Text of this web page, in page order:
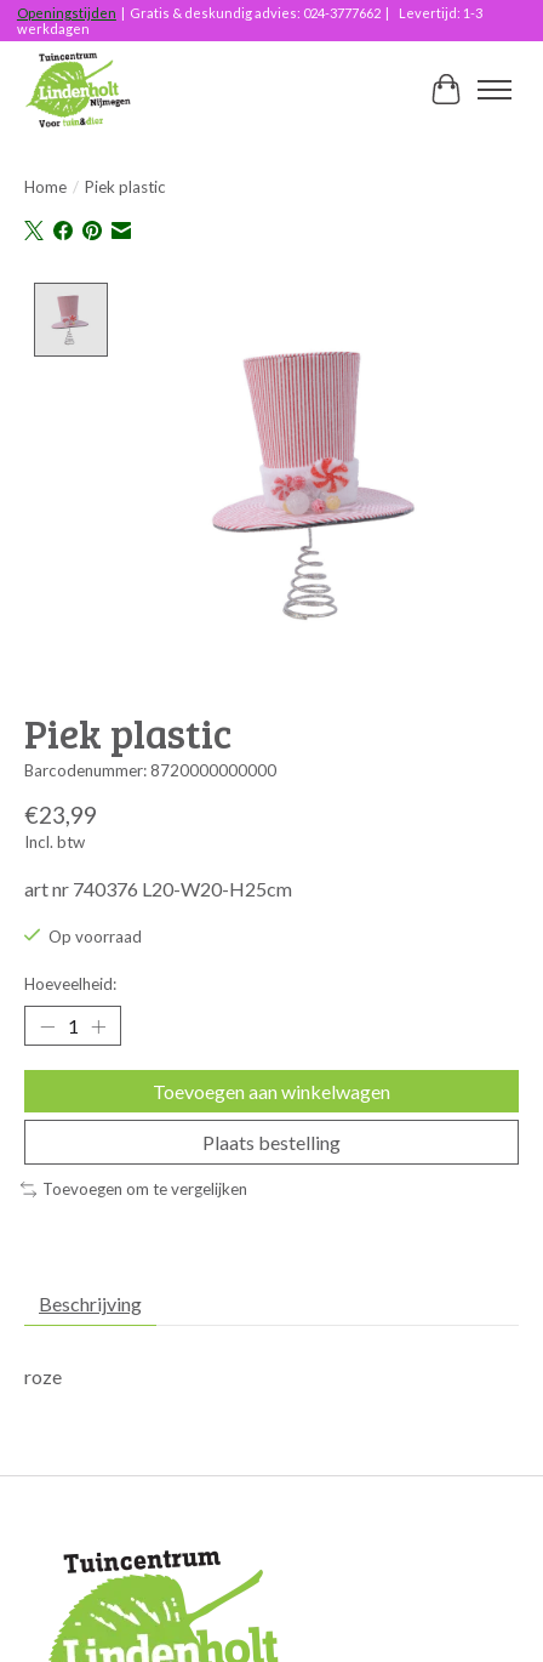
Openingstijden | Gratis & deskundig advies: 024-3777662 | Levertijd: 1-3
werkdagen
Home / Piek plastic
Piek plastic
Barcodenummer: 8720000000000
€23,99
Incl. btw
art nr 740376 L20-W20-H25cm
Op voorraad
Hoeveelheid:
Toevoegen aan winkelwagen
Plaats bestelling
Toevoegen om te vergelijken
Beschrijving
roze